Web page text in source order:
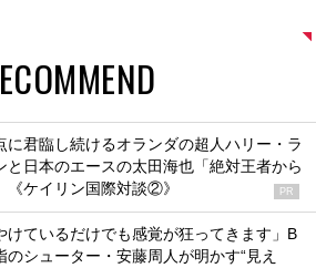
に君臨し続けるオランダの超人ハリー・ラ
と日本のエースの太田海也「絶対王者から
《ケイリン国際対談②》
PR
けているだけでも感覚が狂ってきます」B
のシューター・安藤周人が明かす“見え